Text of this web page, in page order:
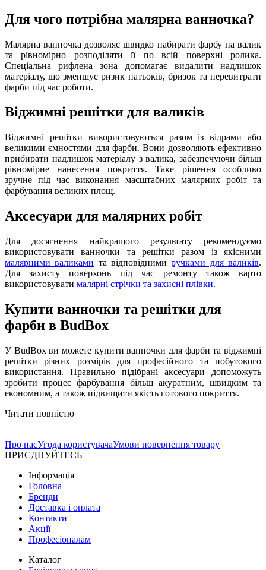
Для чого потрібна малярна ванночка?
Малярна ванночка дозволяє швидко набирати фарбу на валик
та рівномірно розподіляти її по всій поверхні ролика.
Спеціальна рифлена зона допомагає видалити надлишок
матеріалу, що зменшує ризик патьоків, бризок та перевитрати
фарби під час роботи.
Віджимні решітки для валиків
Віджимні решітки використовуються разом із відрами або
великими ємностями для фарби. Вони дозволяють ефективно
прибирати надлишок матеріалу з валика, забезпечуючи більш
рівномірне нанесення покриття. Таке рішення особливо
зручне під час виконання масштабних малярних робіт та
фарбування великих площ.
Аксесуари для малярних робіт
Для досягнення найкращого результату рекомендуємо
використовувати ванночки та решітки разом із якісними
малярними валиками та відповіднимиручками для валиків.
Для захисту поверхонь під час ремонту також варто
використовувати малярні стрічки та захисні плівки.
Купити ванночки та решітки для
фарби в BudBox
У BudBox ви можете купити ванночки для фарби та віджимні
решітки різних розмірів для професійного та побутового
використання. Правильно підібрані аксесуари допоможуть
зробити процес фарбування більш акуратним, швидким та
економним, а також підвищити якість готового покриття.
Читати повністю
Про насУгода користувачаУмови повернення товару
ПРИЄДНУЙТЕСЬ
Інформація
Головна
Бренди
Доставка і оплата
Контакти
Акції
Професіоналам
Каталог